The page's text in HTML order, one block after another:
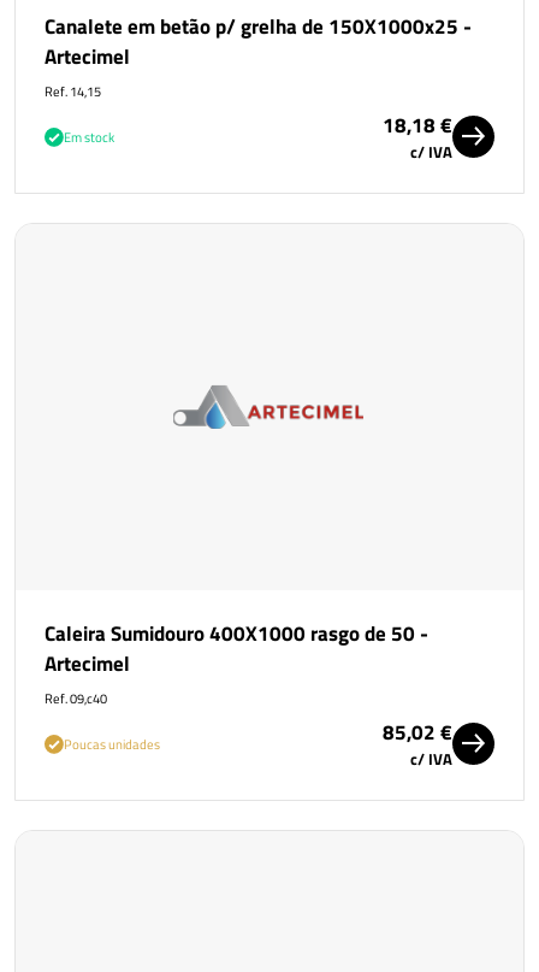
Canalete em betão p/ grelha de 150X1000x25 -
Artecimel
Ref. 14,15
Em stock 18,18 €
c/ IVA
Caleira Sumidouro 400X1000 rasgo de 50 -
Artecimel
Ref. 09,c40
Poucas unidades 85,02 €
c/ IVA